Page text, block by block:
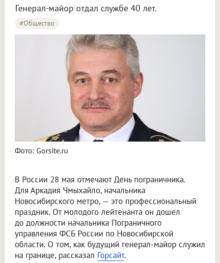
Генерал-майор отдал службе 40 лет.
#Общество
Фото: Gorsite.ru
В России 28 мая отмечают День пограничника.
Для Аркадия Чмыхайло, начальника
Новосибирского метро, — это профессиональный
праздник. От молодого лейтенанта он дошел
до должности начальника Пограничного
управления ФСБ России по Новосибирской
области. О том, как будущий генерал-майор служил
на границе, рассказал Горсайт.